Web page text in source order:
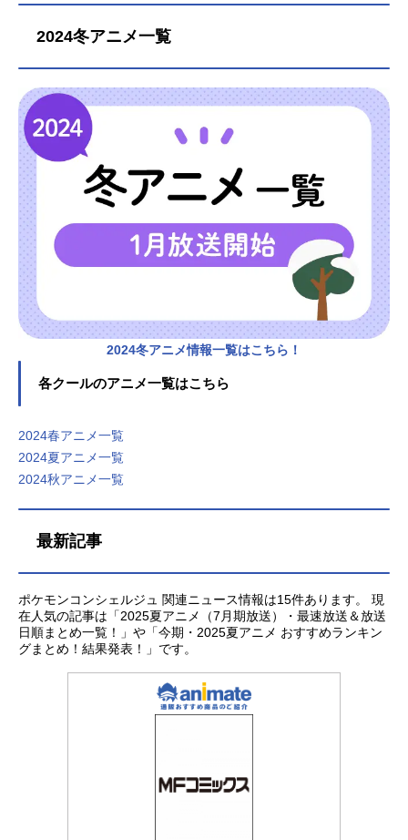
2024冬アニメ一覧
2024冬アニメ情報一覧はこちら！
各クールのアニメ一覧はこちら
2024春アニメ一覧
2024夏アニメ一覧
2024秋アニメ一覧
最新記事
ポケモンコンシェルジュ 関連ニュース情報は15件あります。 現
在人気の記事は「2025夏アニメ（7月期放送）・最速放送＆放送
日順まとめ一覧！」や「今期・2025夏アニメ おすすめランキン
グまとめ！結果発表！」です。